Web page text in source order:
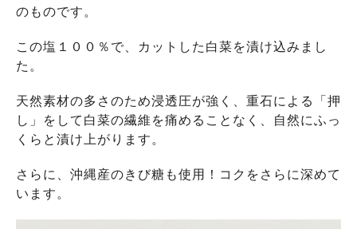
のものです。
この塩１００％で、カットした白菜を漬け込みまし
た。
天然素材の多さのため浸透圧が強く、重石による「押
し」をして白菜の繊維を痛めることなく、自然にふっ
くらと漬け上がります。
さらに、沖縄産のきび糖も使用！コクをさらに深めて
います。